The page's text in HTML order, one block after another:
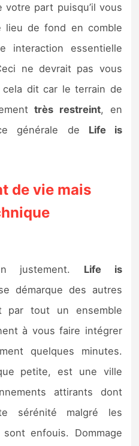
part puisqu’il vous
lieu de fond en comble
interaction essentielle
ne devrait pas vous
dit car le terrain de
très restreint, en
générale de Life is
de vie mais
en justement. Life is
démarque des autres
par tout un ensemble
à vous faire intégrer
quelques minutes.
petite, est une ville
attirants dont
sérénité malgré les
enfouis. Dommage